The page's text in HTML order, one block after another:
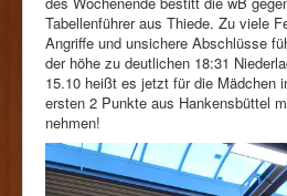
Sponsoren
Tabellenführer aus Thiede. Zu viele
Angriffe und unsichere Abschlüsse
der höhe zu deutlichen 18:31
15.10 heißt es jetzt für die Mädchen
ersten 2 Punkte aus Hankensbüttel
nehmen!